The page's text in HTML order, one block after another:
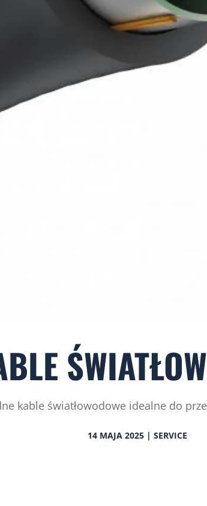
kable światłowodowe idealne do
14 MAJA 2025 | SERVICE